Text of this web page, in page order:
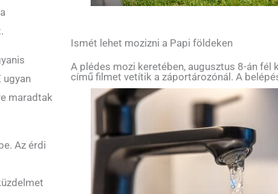
ugyan
maradtak
Az érdi
Ismét lehet mozizni a Papi földeken
A plédes mozi keretében, augusztus 8-án fél
című filmet vetítik a záportározónál. A